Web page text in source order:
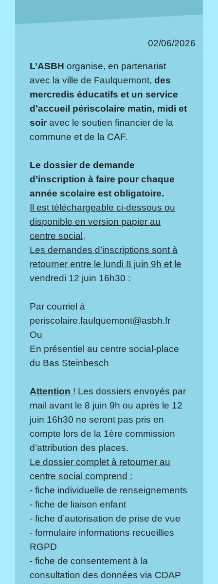
02/06/2026
L’ASBHorganise, en partenariat
avec la ville de Faulquemont,des
mercredis éducatifs et un service
d’accueil périscolaire matin, midi et
soir avec le soutien financier de la
commune et de la CAF.
Le dossier de demande
d’inscription à faire pour chaque
année scolaire est obligatoire.
Il est téléchargeable ci-dessous ou
disponible en version papier au
centre social.
Les demandes d’inscriptions sont à
retourner entre le lundi 8 juin 9h et le
vendredi 12 juin 16h30 :
Par courriel à
periscolaire.faulquemont@asbh.fr
Ou
En présentiel au centre social-place
du Bas Steinbesch
Attention ! Les dossiers envoyés par
mail avant le 8 juin 9h ou après le 12
juin 16h30 ne seront pas pris en
compte lors de la 1ère commission
d’attribution des places.
Le dossier complet à retourner au
centre social comprend :
- fiche individuelle de renseignements
- fiche de liaison enfant
- fiche d’autorisation de prise de vue
- formulaire informations recueillies
RGPD
- fiche de consentement à la
consultation des données via CDAP